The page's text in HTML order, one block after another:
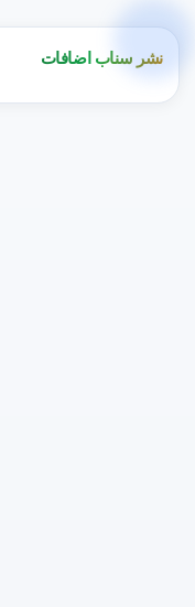
نشر سناب اضافات